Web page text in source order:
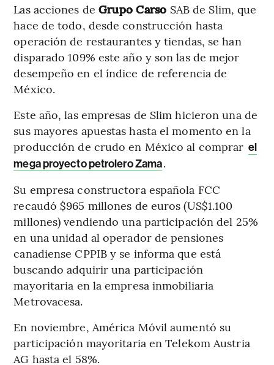
Las acciones de Grupo Carso SAB de Slim, que
hace de todo, desde construcción hasta
operación de restaurantes y tiendas, se han
disparado 109% este año y son las de mejor
desempeño en el índice de referencia de
México.
Este año, las empresas de Slim hicieron una de
sus mayores apuestas hasta el momento en la
producción de crudo en México al comprar el
mega proyecto petrolero Zama.
Su empresa constructora española FCC
recaudó $965 millones de euros (US$1.100
millones) vendiendo una participación del 25%
en una unidad al operador de pensiones
canadiense CPPIB y se informa que está
buscando adquirir una participación
mayoritaria en la empresa inmobiliaria
Metrovacesa.
En noviembre, América Móvil aumentó su
participación mayoritaria en Telekom Austria
AG hasta el 58%.